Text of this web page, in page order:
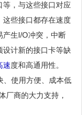
，与这些接口对应
这些接口都存在速度
产生I/O冲突，中断
设计新的接口卡等缺
速度和高通用性。
、使用方便、成本低
厂商的大力支持，